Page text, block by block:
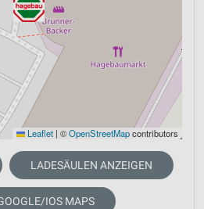
Leaflet | ©OpenStreetMapcontributors
LADESÄULEN ANZEIGEN
IOS MAPS